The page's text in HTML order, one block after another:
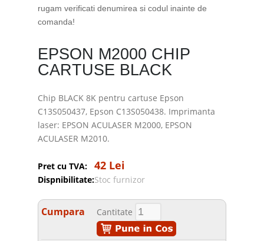
rugam verificati denumirea si codul inainte de
comanda!
EPSON M2000 CHIP
CARTUSE BLACK
Chip BLACK 8K pentru cartuse Epson
C13S050437, Epson C13S050438. Imprimanta
laser: EPSON ACULASER M2000, EPSON
ACULASER M2010.
Pret cu TVA: 42 Lei
Dispnibilitate:Stoc furnizor
Cumpara Cantitate